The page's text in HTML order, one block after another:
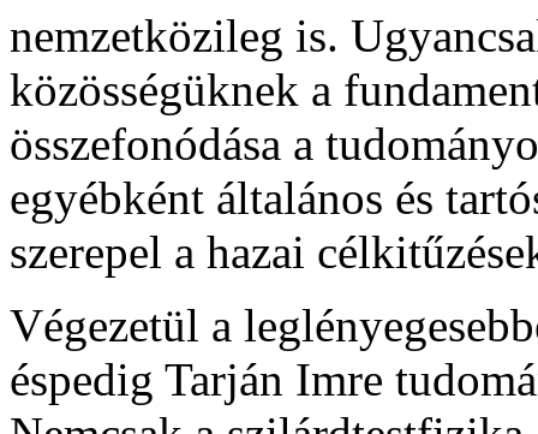
nemzetközileg is.
közösségüknek a
összefonódása a
egyébként általános és
szerepel a hazai
Végezetül a
éspedig Tarján Imre